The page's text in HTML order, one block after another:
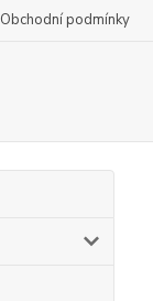
Obchodní podmínky